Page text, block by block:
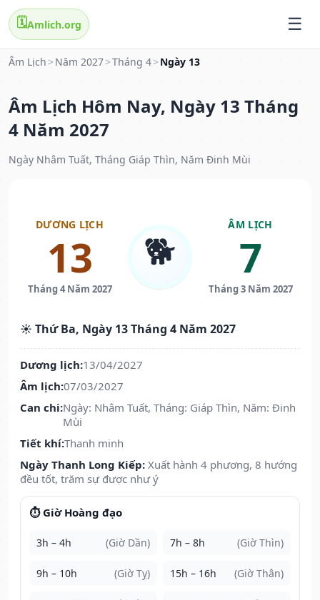
🗓️Amlich.org
Âm Lịch > Năm 2027>Tháng 4> Ngày 13
Âm Lịch Hôm Nay, Ngày 13 Tháng
4 Năm 2027
Ngày Nhâm Tuất, Tháng Giáp Thìn, Năm Đinh Mùi
DƯƠNG LỊCH
13
Tháng 4 Năm 2027
🐕
ÂM LỊCH
7
Tháng 3 Năm 2027
☀️ Thứ Ba, Ngày 13 Tháng 4 Năm 2027
Dương lịch:13/04/2027
Âm lịch:07/03/2027
Can chi:Ngày: Nhâm Tuất, Tháng: Giáp Thìn, Năm: Đinh
Mùi
Tiết khí:Thanh minh
Ngày Thanh Long Kiếp: Xuất hành 4 phương, 8 hướng
đều tốt, trăm sự được như ý
⏱️ Giờ Hoàng đạo
3h – 4h (Giờ Dần) 7h – 8h (Giờ Thìn)
9h – 10h (Giờ Tỵ) 15h – 16h (Giờ Thân)